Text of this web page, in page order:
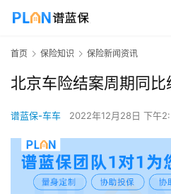
首页 保险知识 保险新闻资讯
北京车险结案周期同比
谱蓝保-车车 2022年12月28日 下午